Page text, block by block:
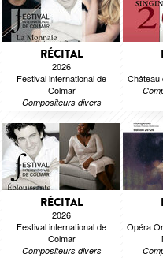
RÉCITAL
2026
Festival international de
Colmar
Compositeurs divers
Château
RÉCITAL
2026
Festival international de
Colmar
Compositeurs divers
Opéra